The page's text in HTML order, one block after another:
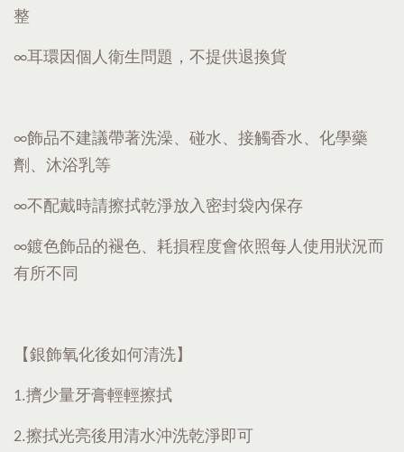
整
∞耳環因個人衛生問題，不提供退換貨
∞飾品不建議帶著洗澡、碰水、接觸香水、化學藥
劑、沐浴乳等
∞不配戴時請擦拭乾淨放入密封袋內保存
∞鍍色飾品的褪色、耗損程度會依照每人使用狀況而
有所不同
【銀飾氧化後如何清洗】
1.擠少量牙膏輕輕擦拭
2.擦拭光亮後用清水沖洗乾淨即可